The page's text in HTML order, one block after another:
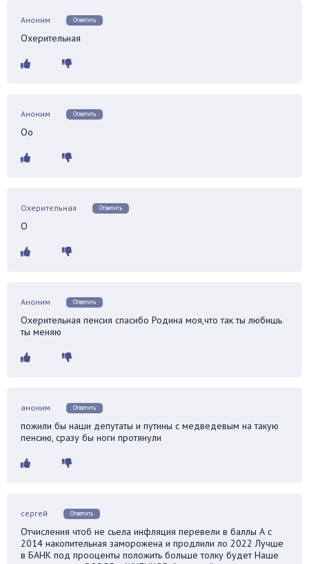
Аноним Ответить
Охерительная
Аноним Ответить
Оо
Охерительная Ответить
О
Аноним Ответить
Охерительная пенсия спасибо Родина моя,что так ты любишь
ты меняю
аноним Ответить
пожили бы наши депутаты и путины с медведевым на такую
пенсию, сразу бы ноги протянули
сергей Ответить
Отчисления чтоб не сьела инфляция перевели в баллы А с
2014 накопительная заморожена и продлили ло 2022 Лучше
в БАНК под прооценты положить больше толку будет Наше